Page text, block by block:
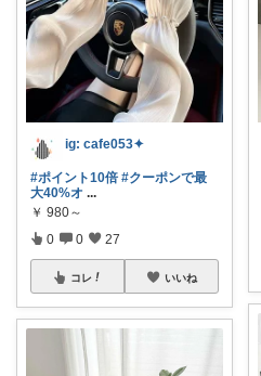
ig: cafe053✦
#ポイント10倍 #クーポンで最
大40%オ ...
￥ 980～
0 0 27
コレ いいね